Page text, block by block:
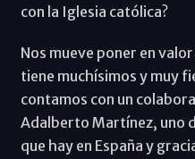
con la Iglesia católica?
Nos mueve poner en
tiene muchísimos y muy
contamos con un
Adalberto Martínez, uno
que hay en España y